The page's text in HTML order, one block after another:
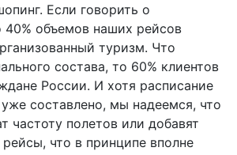
Если говорить о
40% объемов наших рейсов
туризм. Что
состава, то 60% клиентов
России. И хотя расписание
составлено, мы надеемся, что
частоту полетов или добавят
что в принципе вполне